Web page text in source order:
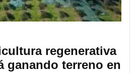
regenerativa
ganando terreno en